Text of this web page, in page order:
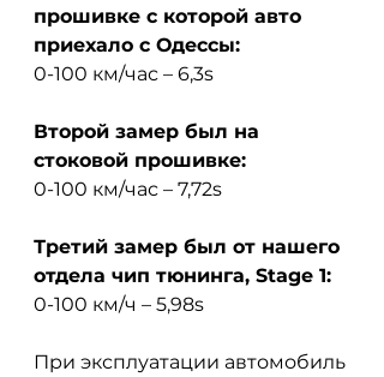
прошивке с которой авто
приехало с Одессы:
0-100 км/час – 6,3s
Второй замер был на
стоковой прошивке:
0-100 км/час – 7,72s
Третий замер был от нашего
отдела чип тюнинга, Stage 1:
0-100 км/ч – 5,98s
При эксплуатации автомобиль